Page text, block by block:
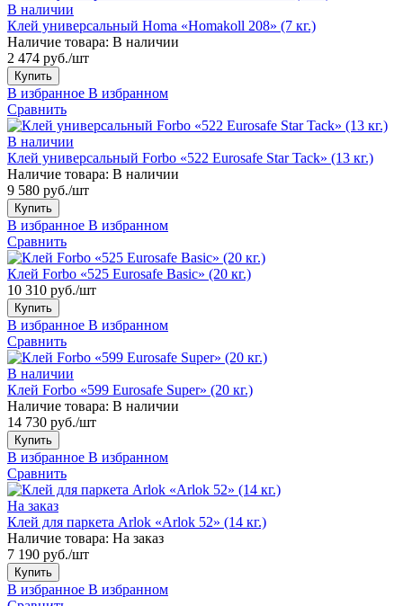
В наличии
Клей универсальный Homa «Homakoll 208» (7 кг.)
Наличие товара: В наличии
2 474 руб./шт
Купить
В избранное В избранном
Сравнить
В наличии
Клей универсальный Forbo «522 Eurosafe Star Tack» (13 кг.)
Наличие товара: В наличии
9 580 руб./шт
Купить
В избранное В избранном
Сравнить
Клей Forbo «525 Eurosafe Basic» (20 кг.)
10 310 руб./шт
Купить
В избранное В избранном
Сравнить
В наличии
Клей Forbo «599 Eurosafe Super» (20 кг.)
Наличие товара: В наличии
14 730 руб./шт
Купить
В избранное В избранном
Сравнить
На заказ
Клей для паркета Arlok «Arlok 52» (14 кг.)
Наличие товара: На заказ
7 190 руб./шт
Купить
В избранное В избранном